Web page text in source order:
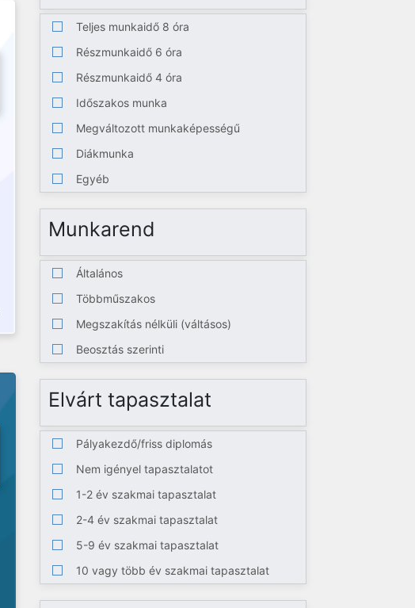
Teljes munkaidő 8 óra
Részmunkaidő 6 óra
Részmunkaidő 4 óra
Időszakos munka
Megváltozott munkaképességű
Diákmunka
Egyéb
Munkarend
Általános
Többműszakos
Megszakítás nélküli (váltásos)
Beosztás szerinti
Elvárt tapasztalat
Pályakezdő/friss diplomás
Nem igényel tapasztalatot
1-2 év szakmai tapasztalat
2-4 év szakmai tapasztalat
5-9 év szakmai tapasztalat
10 vagy több év szakmai tapasztalat